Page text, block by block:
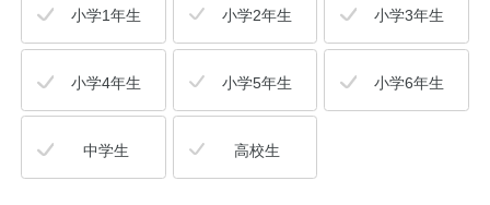
小学1年生 小学2年生 小学3年生
小学4年生 小学5年生 小学6年生
中学生 高校生